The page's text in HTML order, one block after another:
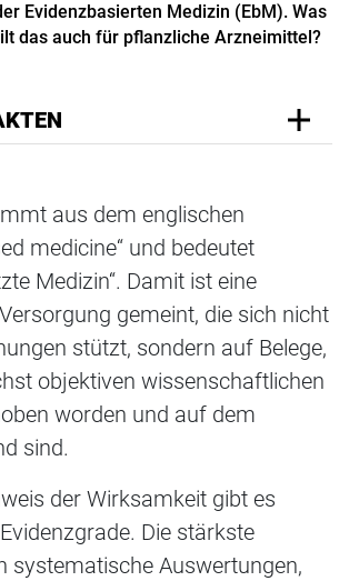
Evidenzbasierten Medizin (EbM). Was
das auch für pflanzliche Arzneimittel?
aus dem englischen
medicine“ und bedeutet
Medizin“. Damit ist eine
gemeint, die sich nicht
stützt, sondern auf Belege,
objektiven wissenschaftlichen
worden und auf dem
sind.
der Wirksamkeit gibt es
Die stärkste
systematische Auswertungen,